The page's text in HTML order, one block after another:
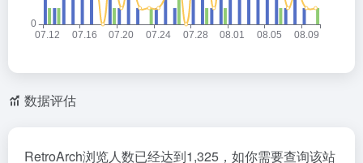
数据评估
RetroArch浏览人数已经达到1,325，如你需要查询该站